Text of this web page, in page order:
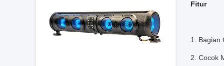
Fitur
1. Bagian
2. Cocok